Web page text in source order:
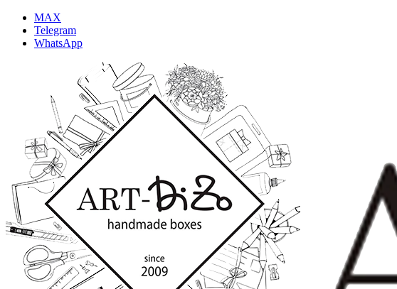
MAX
Telegram
WhatsApp